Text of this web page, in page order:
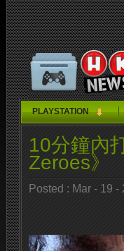
PLAYSTATION
10分鐘內
Zeroes》
Posted : Mar - 19 -